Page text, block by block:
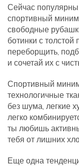
Сейчас
спортивный
свободные
ботинки с
переборщить,
и сочетай их с
Спортивный
технологичные
без шума, легкие
легко
ты любишь
тебя от лишних
Еще одна